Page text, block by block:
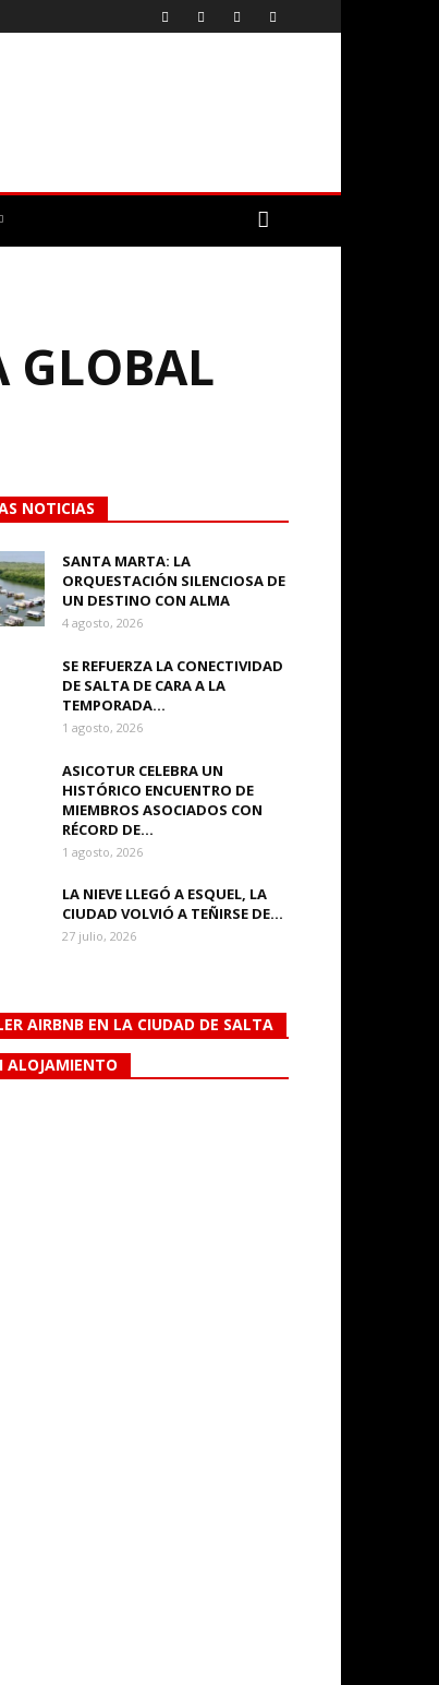
GLOBAL
NOTICIAS
SANTA MARTA: LA
ORQUESTACIÓN SILENCIOSA DE
UN DESTINO CON ALMA
4 agosto, 2026
SE REFUERZA LA CONECTIVIDAD
DE SALTA DE CARA A LA
TEMPORADA...
1 agosto, 2026
ASICOTUR CELEBRA UN
HISTÓRICO ENCUENTRO DE
MIEMBROS ASOCIADOS CON
RÉCORD DE...
1 agosto, 2026
LA NIEVE LLEGÓ A ESQUEL, LA
CIUDAD VOLVIÓ A TEÑIRSE DE...
27 julio, 2026
AIRBNB EN LA CIUDAD DE SALTA
ALOJAMIENTO